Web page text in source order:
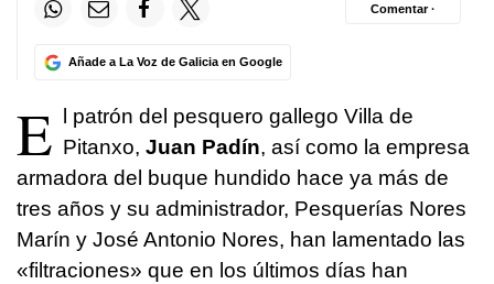
Añade a La Voz de Galicia en Google
Comentar ·
E
l patrón del pesquero gallego Villa de
Pitanxo, Juan Padín, así como la empresa
armadora del buque hundido hace ya más de
tres años y su administrador, Pesquerías Nores
Marín y José Antonio Nores, han lamentado las
«filtraciones» que en los últimos días han